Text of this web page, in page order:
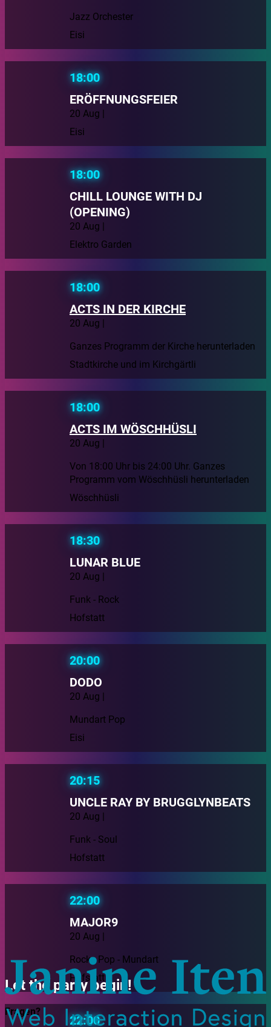
Jazz Orchester
Eisi
18:00
ERÖFFNUNGSFEIER
20 Aug |
Eisi
18:00
CHILL LOUNGE WITH DJ
(OPENING)
20 Aug |
Elektro Garden
18:00
ACTS IN DER KIRCHE
20 Aug |
Ganzes Programm der Kirche herunterladen
Stadtkirche und im Kirchgärtli
18:00
ACTS IM WÖSCHHÜSLI
20 Aug |
Von 18:00 Uhr bis 24:00 Uhr. Ganzes
Programm vom Wöschhüsli herunterladen
Wöschhüsli
18:30
LUNAR BLUE
20 Aug |
Funk - Rock
Hofstatt
20:00
DODO
20 Aug |
Mundart Pop
Eisi
20:15
UNCLE RAY BY BRUGGLYNBEATS
20 Aug |
Funk - Soul
Hofstatt
22:00
MAJOR9
20 Aug |
Rock - Pop - Mundart
Hofstatt
22:00
Let the party begin!
Fragen?